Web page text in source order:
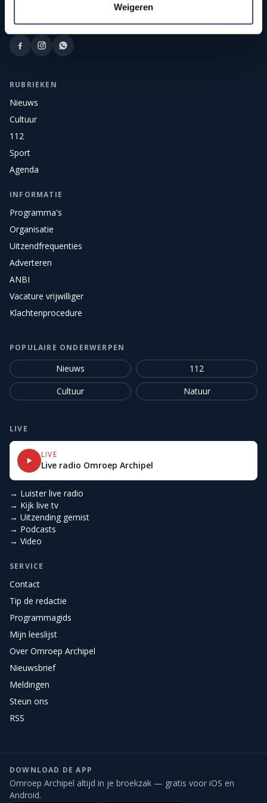
Weigeren
Publieke streekomroep van Goeree-Overflakkee. Onafhankelijk
RUBRIEKEN
Nieuws
Cultuur
112
Sport
Agenda
INFORMATIE
Programma's
Organisatie
Uitzendfrequenties
Adverteren
ANBI
Vacature vrijwilliger
Klachtenprocedure
POPULAIRE ONDERWERPEN
Nieuws
112
Cultuur
Natuur
LIVE
LIVE
Live radio Omroep Archipel
→ Luister live radio
→ Kijk live tv
→ Uitzending gemist
→ Podcasts
→ Video
SERVICE
Contact
Tip de redactie
Programmagids
Mijn leeslijst
Over Omroep Archipel
Nieuwsbrief
Meldingen
Steun ons
RSS
DOWNLOAD DE APP
Omroep Archipel altijd in je broekzak — gratis voor iOS en
Android.